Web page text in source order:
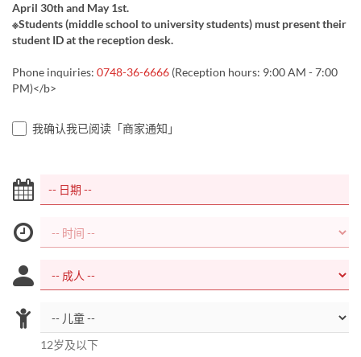
April 30th and May 1st.
※Students (middle school to university students) must present their
student ID at the reception desk.
Phone inquiries: 0748-36-6666 (Reception hours: 9:00 AM - 7:00
PM)</b>
我确认我已阅读「商家通知」
12岁及以下